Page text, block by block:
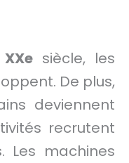
XXe siècle, les
De plus,
deviennent
recrutent
Les machines